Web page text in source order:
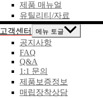
제품 매뉴얼
유틸리티/자료
고객센터
메뉴 토글
공지사항
FAQ
Q&A
1:1 문의
제품보증정보
매립장착상담